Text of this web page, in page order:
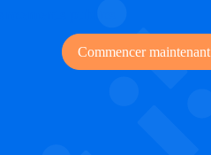
Commencer maintenant